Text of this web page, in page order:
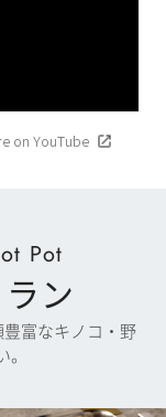
on YouTube
Pot
ン
富なキノコ・野